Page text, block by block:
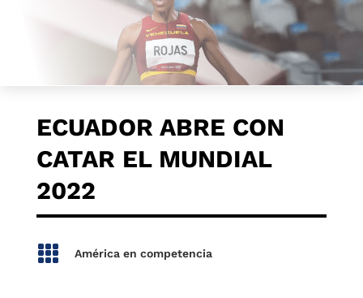
ECUADOR ABRE CON
CATAR EL MUNDIAL
2022
 América en competencia